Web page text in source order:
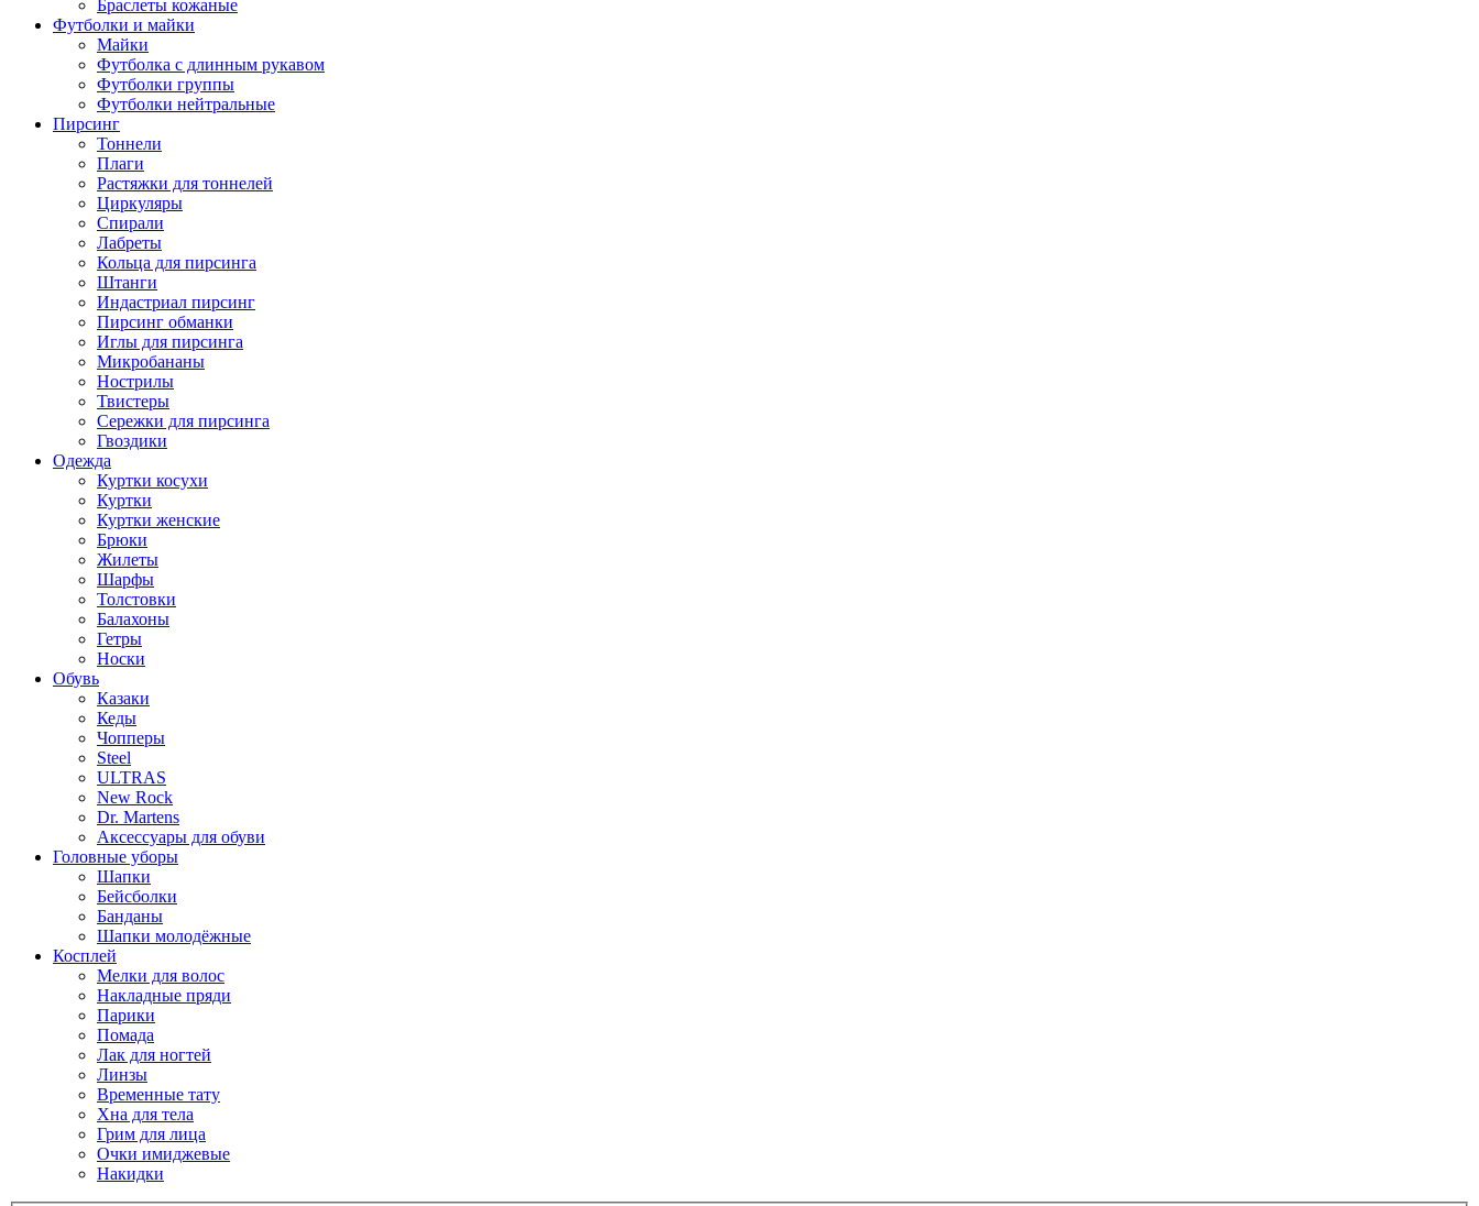
Браслеты кожаные
Футболки и майки
Майки
Футболка с длинным рукавом
Футболки группы
Футболки нейтральные
Пирсинг
Тоннели
Плаги
Растяжки для тоннелей
Циркуляры
Спирали
Лабреты
Кольца для пирсинга
Штанги
Индастриал пирсинг
Пирсинг обманки
Иглы для пирсинга
Микробананы
Нострилы
Твистеры
Сережки для пирсинга
Гвоздики
Одежда
Куртки косухи
Куртки
Куртки женские
Брюки
Жилеты
Шарфы
Толстовки
Балахоны
Гетры
Носки
Обувь
Казаки
Кеды
Чопперы
Steel
ULTRAS
New Rock
Dr. Martens
Аксессуары для обуви
Головные уборы
Шапки
Бейсболки
Банданы
Шапки молодёжные
Косплей
Мелки для волос
Накладные пряди
Парики
Помада
Лак для ногтей
Линзы
Временные тату
Хна для тела
Грим для лица
Очки имиджевые
Накидки